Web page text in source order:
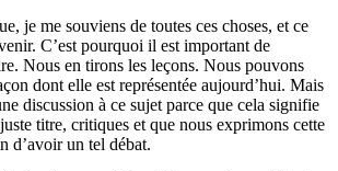
je me souviens de toutes ces choses, et ce
C’est pourquoi il est important de
Nous en tirons les leçons. Nous pouvons
dont elle est représentée aujourd’hui. Mais
discussion à ce sujet parce que cela signifie
titre, critiques et que nous exprimons cette
d’avoir un tel débat.